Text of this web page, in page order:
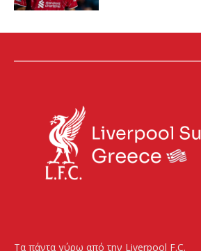
Τα πάντα γύρω από την Liverpool F.C.